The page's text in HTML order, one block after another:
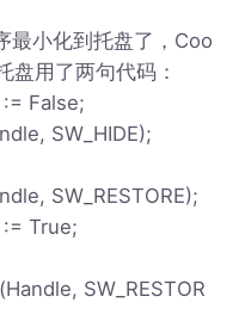
最小化到托盘了，Coo
盘用了两句代码：
False;
SW_HIDE);
SW_RESTORE);
True;
SW_RESTOR